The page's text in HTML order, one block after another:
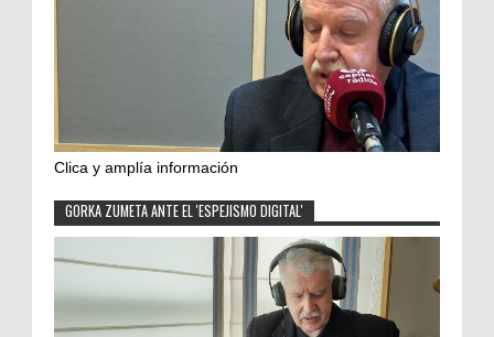
Clica y amplía información
GORKA ZUMETA ANTE EL 'ESPEJISMO DIGITAL'